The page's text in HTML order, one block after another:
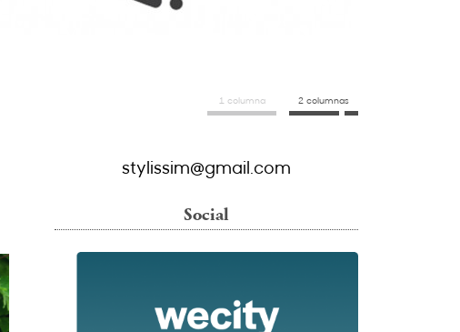
1 columna 2 columnas
stylissim@gmail.com
Social